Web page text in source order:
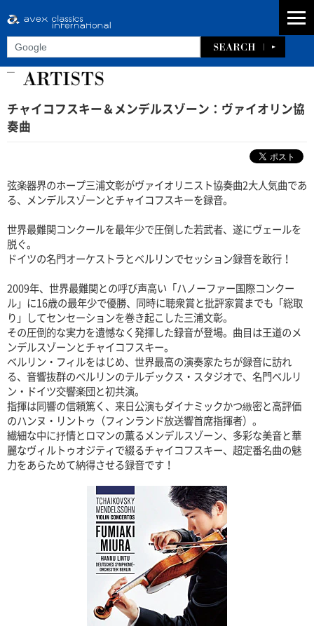
チャイコフスキー＆メンデルスゾーン：ヴァイオリン協
奏曲
弦楽器界のホープ三浦文彰がヴァイオリニスト協奏曲2大人気曲であ
る、メンデルスゾーンとチャイコフスキーを録音。
世界最難関コンクールを最年少で圧倒した若武者、遂にヴェールを
脱ぐ。
ドイツの名門オーケストラとベルリンでセッション録音を敢行！
2009年、世界最難関との呼び声高い「ハノーファー国際コンクー
ル」に16歳の最年少で優勝、同時に聴衆賞と批評家賞までも「総取
り」してセンセーションを巻き起こした三浦文彰。
その圧倒的な実力を遺憾なく発揮した録音が登場。曲目は王道のメ
ンデルスゾーンとチャイコフスキー。
ベルリン・フィルをはじめ、世界最高の演奏家たちが録音に訪れ
る、音響抜群のベルリンのテルデックス・スタジオで、名門ベルリ
ン・ドイツ交響楽団と初共演。
指揮は同響の信頼篤く、来日公演もダイナミックかつ緻密と高評価
のハンヌ・リントゥ（フィンランド放送響首席指揮者）。
繊細な中に抒情とロマンの薫るメンデルスゾーン、多彩な美音と華
麗なヴィルトゥオジティで綴るチャイコフスキー、超定番名曲の魅
力をあらためて納得させる録音です！